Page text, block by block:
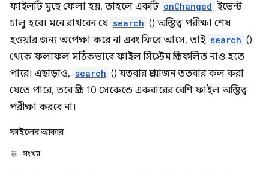
ফাইলটি মুছে ফেলা হয়, তাহলে একটি onChanged ইভেন্ট
চালু হবে। মনে রাখবেন যে search () অস্তিত্ব পরীক্ষা শেষ
হওয়ার জন্য অপেক্ষা করে না এবং ফিরে আসে, তাই search ()
থেকে ফলাফল সঠিকভাবে ফাইল সিস্টেম প্রতিফলিত নাও হতে
পারে। এছাড়াও, search () যতবার প্রয়োজন ততবার কল করা
যেতে পারে, তবে প্রতি 10 সেকেন্ডে একবারের বেশি ফাইল অস্তিত্ব
পরীক্ষা করবে না।
ফাইলের আকার
সংখ্যা